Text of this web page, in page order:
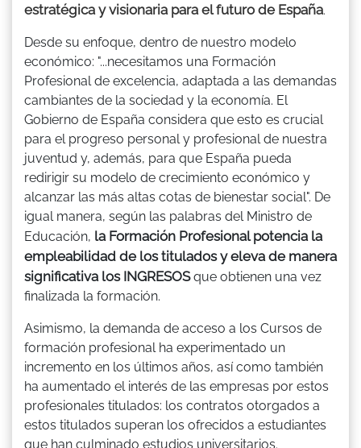
estratégica y visionaria para el futuro de España.
Desde su enfoque, dentro de nuestro modelo
económico: "...necesitamos una Formación
Profesional de excelencia, adaptada a las demandas
cambiantes de la sociedad y la economía. El
Gobierno de España considera que esto es crucial
para el progreso personal y profesional de nuestra
juventud y, además, para que España pueda
redirigir su modelo de crecimiento económico y
alcanzar las más altas cotas de bienestar social". De
igual manera, según las palabras del Ministro de
Educación, la Formación Profesional potencia la
empleabilidad de los titulados y eleva de manera
significativa los INGRESOSque obtienen una vez
finalizada la formación.
Asimismo, la demanda de acceso a los Cursos de
formación profesional ha experimentado un
incremento en los últimos años, así como también
ha aumentado el interés de las empresas por estos
profesionales titulados: los contratos otorgados a
estos titulados superan los ofrecidos a estudiantes
que han culminado estudios universitarios.